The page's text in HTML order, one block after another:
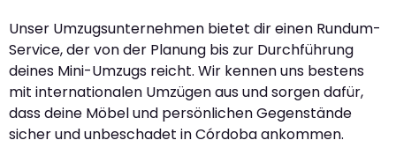
Unser Umzugsunternehmen bietet dir einen Rundum-
Service, der von der Planung bis zur Durchführung
deines Mini-Umzugs reicht. Wir kennen uns bestens
mit internationalen Umzügen aus und sorgen dafür,
dass deine Möbel und persönlichen Gegenstände
sicher und unbeschadet in Córdoba ankommen.